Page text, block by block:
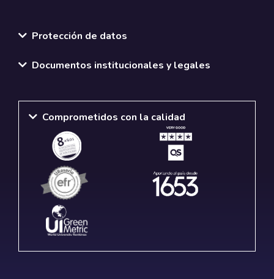
Protección de datos
Documentos institucionales y legales
Comprometidos con la calidad